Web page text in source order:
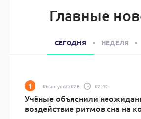
Главные
СЕГОДНЯ НЕДЕЛЯ
06 августа 2026 02:40
Учёные объяснили
воздействие ритмов сна на